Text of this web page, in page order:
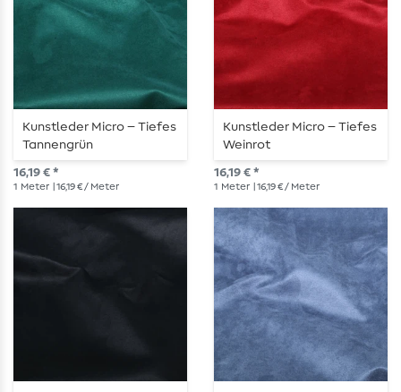
Kunstleder Micro – Tiefes
Tannengrün
16,19 € *
1 Meter | 16,19 € / Meter
Kunstleder Micro – Tiefes
Weinrot
16,19 € *
1 Meter | 16,19 € / Meter